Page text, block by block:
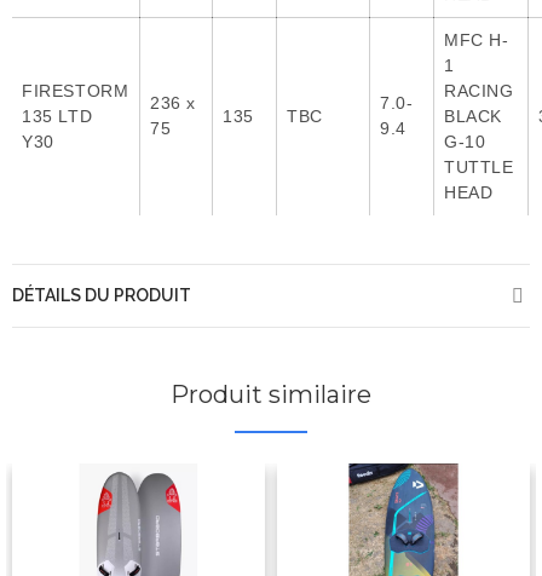
FIRESTORM
135 LTD
Y30
236 x
75
135 TBC
7.0-
9.4
MFC H-
1
RACING
BLACK
G-10
TUTTLE
HEAD
DÉTAILS DU PRODUIT
Produit similaire